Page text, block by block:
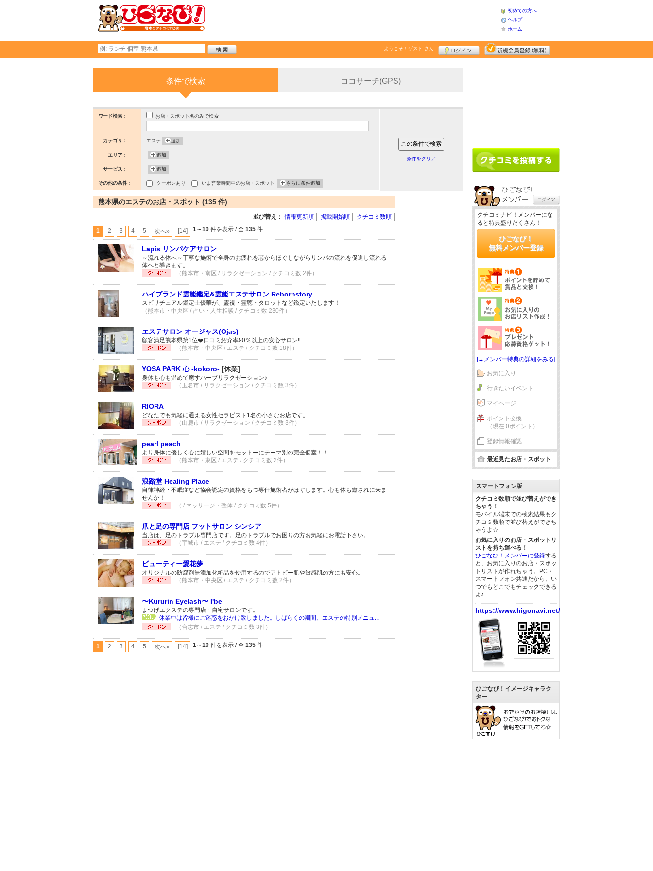
初めての方へ
ヘルプ
ホーム
ようこそ！ ゲスト さん
条件で検索 ココサーチ(GPS)
ワード検索： お店・スポット名のみで検索
カテゴリ： エステ 追加
エリア： 追加
サービス： 追加
その他の条件： クーポンあり いま営業時間中のお店・スポット さらに条件追加
条件をクリア
熊本県のエステのお店・スポット (135 件)
並び替え： 情報更新順 掲載開始順 クチコミ数順
1 2 3 4 5 次へ» [14] 1～10 件を表示 / 全 135 件
Lapis リンパケアサロン
～流れる体へ～丁寧な施術で全身のお疲れを芯からほぐしながらリンパの流れを促進し流れる
体へと導きます。
（熊本市・南区 / リラクゼーション / クチコミ数 2件）
ハイブランド霊能鑑定&霊能エステサロン Rebornstory
スピリチュアル鑑定士優華が、霊視・霊聴・タロットなど鑑定いたします！
（熊本市・中央区 / 占い・人生相談 / クチコミ数 230件）
エステサロン オージャス(Ojas)
顧客満足熊本県第1位❤️口コミ紹介率90％以上の安心サロン‼️
（熊本市・中央区 / エステ / クチコミ数 18件）
YOSA PARK 心 -kokoro- [休業]
身体も心も温めて癒すハーブリラクゼーション♪
（玉名市 / リラクゼーション / クチコミ数 3件）
RIORA
どなたでも気軽に通える女性セラピスト1名の小さなお店です。
（山鹿市 / リラクゼーション / クチコミ数 3件）
pearl peach
より身体に優しく心に嬉しい空間をモットーにテーマ別の完全個室！！
（熊本市・東区 / エステ / クチコミ数 2件）
浪路堂 Healing Place
自律神経・不眠症など協会認定の資格をもつ専任施術者がほぐします。心も体も癒されに来ま
せんか！
（ / マッサージ・整体 / クチコミ数 5件）
爪と足の専門店 フットサロン シンシア
当店は、足のトラブル専門店です。足のトラブルでお困りの方お気軽にお電話下さい。
（宇城市 / エステ / クチコミ数 4件）
ビューティー愛花夢
オリジナルの防腐剤無添加化粧品を使用するのでアトピー肌や敏感肌の方にも安心。
（熊本市・中央区 / エステ / クチコミ数 2件）
〜Kururin Eyelash〜 I'be
まつげエクステの専門店・自宅サロンです。
休業中は皆様にご迷惑をおかけ致しました。しばらくの期間、エステの特別メニュ...
（合志市 / エステ / クチコミ数 3件）
1 2 3 4 5 次へ» [14] 1～10 件を表示 / 全 135 件
クチコミナビ！メンバーにな
ると特典盛りだくさん！
ひごなび！
無料メンバー登録
[→メンバー特典の詳細をみる]
お気に入り
行きたいイベント
マイページ
ポイント交換
（現在 0ポイント）
登録情報確認
最近見たお店・スポット
スマートフォン版
クチコミ数順で並び替えができ
ちゃう！
モバイル端末での検索結果もク
チコミ数順で並び替えができち
ゃうよ☆
お気に入りのお店・スポットリ
ストを持ち運べる！
ひごなび！メンバーに登録する
と、お気に入りのお店・スポッ
トリストが作れちゃう。PC・
スマートフォン共通だから、い
つでもどこでもチェックできる
よ♪
https://www.higonavi.net/
ひごなび！イメージキャラク
ター